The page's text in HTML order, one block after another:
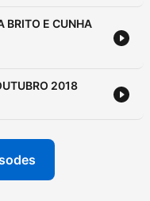
BRITO E CUNHA
2018